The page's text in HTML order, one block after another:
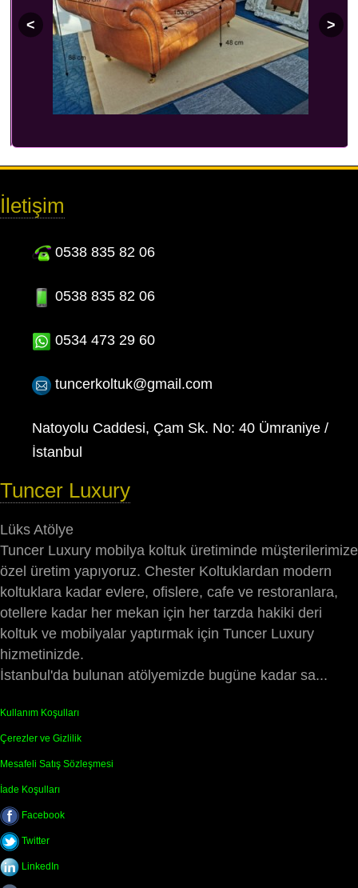
İletişim
0538 835 82 06
0538 835 82 06
0534 473 29 60
tuncerkoltuk@gmail.com
Natoyolu Caddesi, Çam Sk. No: 40 Ümraniye /
İstanbul
Tuncer Luxury
Lüks Atölye
Tuncer Luxury mobilya koltuk üretiminde müşterilerimize
özel üretim yapıyoruz. Chester Koltuklardan modern
koltuklara kadar evlere, ofislere, cafe ve restoranlara,
otellere kadar her mekan için her tarzda hakiki deri
koltuk ve mobilyalar yaptırmak için Tuncer Luxury
hizmetinizde.
İstanbul'da bulunan atölyemizde bugüne kadar sa...
Kullanım Koşulları
Çerezler ve Gizlilik
Mesafeli Satış Sözleşmesi
İade Koşulları
Facebook
Twitter
LinkedIn